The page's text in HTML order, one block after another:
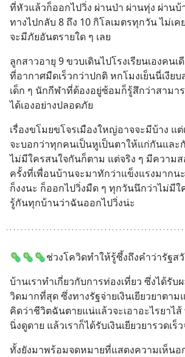
ที่หัวแล้วก็ออกไปวิ่ง ผ่านป่า ผ่านทุ่ง ผ่านบ้
ทางไปกลับ 8 ถึง 10 กิโลเมตรทุกวัน ไม่เ
จะมีภัยอันตรายใด ๆ เลย
ลูกสาวอายุ 9 ขวบเดินไปโรงเรียนเองคน
ที่อากาศมืดเร็วกว่าปกติ หกโมงเย็นนี่เงีย
เด็ก ๆ นักกีฬาที่ต้องอยู่ซ้อมก็รู้สึกว่าสามา
ได้เองอย่างปลอดภัย
เรื่องขโมยขโจรเมืองใหญ่อาจจะมีบ้าง แ
จะบอกว่าทุกคนเป็นหูเป็นตาให้แก่กันและ
ไม่มีใครสนใจกันก็ตาม แต่จริง ๆ มีความ
ครั้งที่เพื่อนบ้านจะมาทักว่าแข็งแรงมากน
ก็งงนะ ก็ออกไปวิ่งมืด ๆ ทุกวันนึกว่าไม่มีใ
รู้กันทุกบ้านว่าฉันออกไปวิ่งน่ะ
🦠🦠🦠ช่วงโควิดทำให้รู้ซึ้งถึงคำว่ารัฐส
บ้านเราทำเกี่ยวกับการท่องเที่ยว ซึ่งได้รั
วิดมากที่สุด ซึ่งทางรัฐจ่ายเงินเยียวยาตา
คิดว่าชีวิตฉันตายแน่แล้วจะเอาอะไรยาไ
นิ่งดูดาย แล้วเราก็ได้รับเงินเยียวยารวดเร็
ทั้งยังมาพร้อมจดหมายที่แสดงความเห็นอ